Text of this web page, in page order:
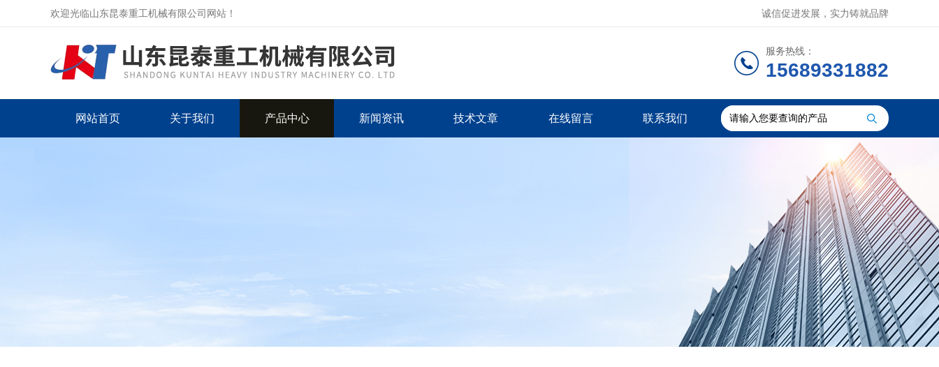
欢迎光临山东昆泰重工机械有限公司网站！ 诚信促进发展，实力铸就品牌
服务热线：
15689331882
网站首页 关于我们 产品中心 新闻资讯 技术文章 在线留言 联系我们